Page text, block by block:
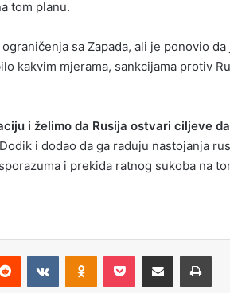
tom planu.
sa Zapada, ali je ponovio da
kakvim mjerama, sankcijama protiv
i želimo da Rusija ostvari ciljeve
i dodao da ga raduju nastojanja
i prekida ratnog sukoba na